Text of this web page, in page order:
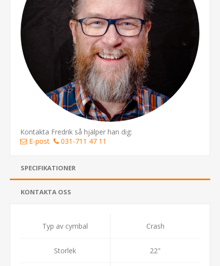
Kontakta Fredrik så hjälper han dig:
E-post
031-711 47 11
SPECIFIKATIONER
KONTAKTA OSS
Typ av cymbal Crash
Storlek 22"